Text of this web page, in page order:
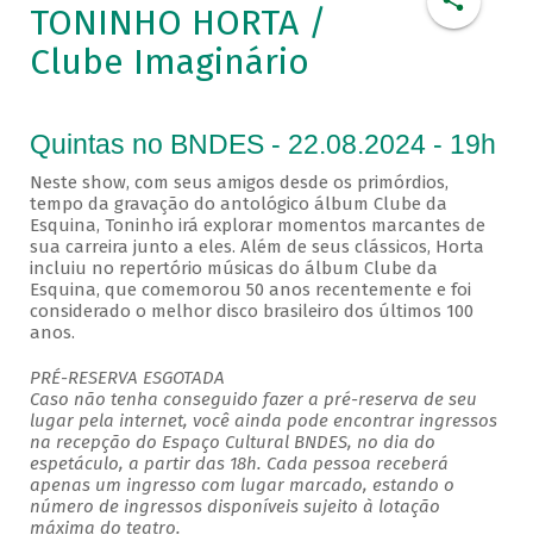
TONINHO HORTA /
Clube Imaginário
Quintas no BNDES - 22.08.2024 - 19h
Neste show, com seus amigos desde os primórdios,
tempo da gravação do antológico álbum Clube da
Esquina, Toninho irá explorar momentos marcantes de
sua carreira junto a eles. Além de seus clássicos, Horta
incluiu no repertório músicas do álbum Clube da
Esquina, que comemorou 50 anos recentemente e foi
considerado o melhor disco brasileiro dos últimos 100
anos.
PRÉ-RESERVA ESGOTADA
Caso não tenha conseguido fazer a pré-reserva de seu
lugar pela internet, você ainda pode encontrar ingressos
na recepção do Espaço Cultural BNDES, no dia do
espetáculo, a partir das 18h. Cada pessoa receberá
apenas um ingresso com lugar marcado, estando o
número de ingressos disponíveis sujeito à lotação
máxima do teatro.